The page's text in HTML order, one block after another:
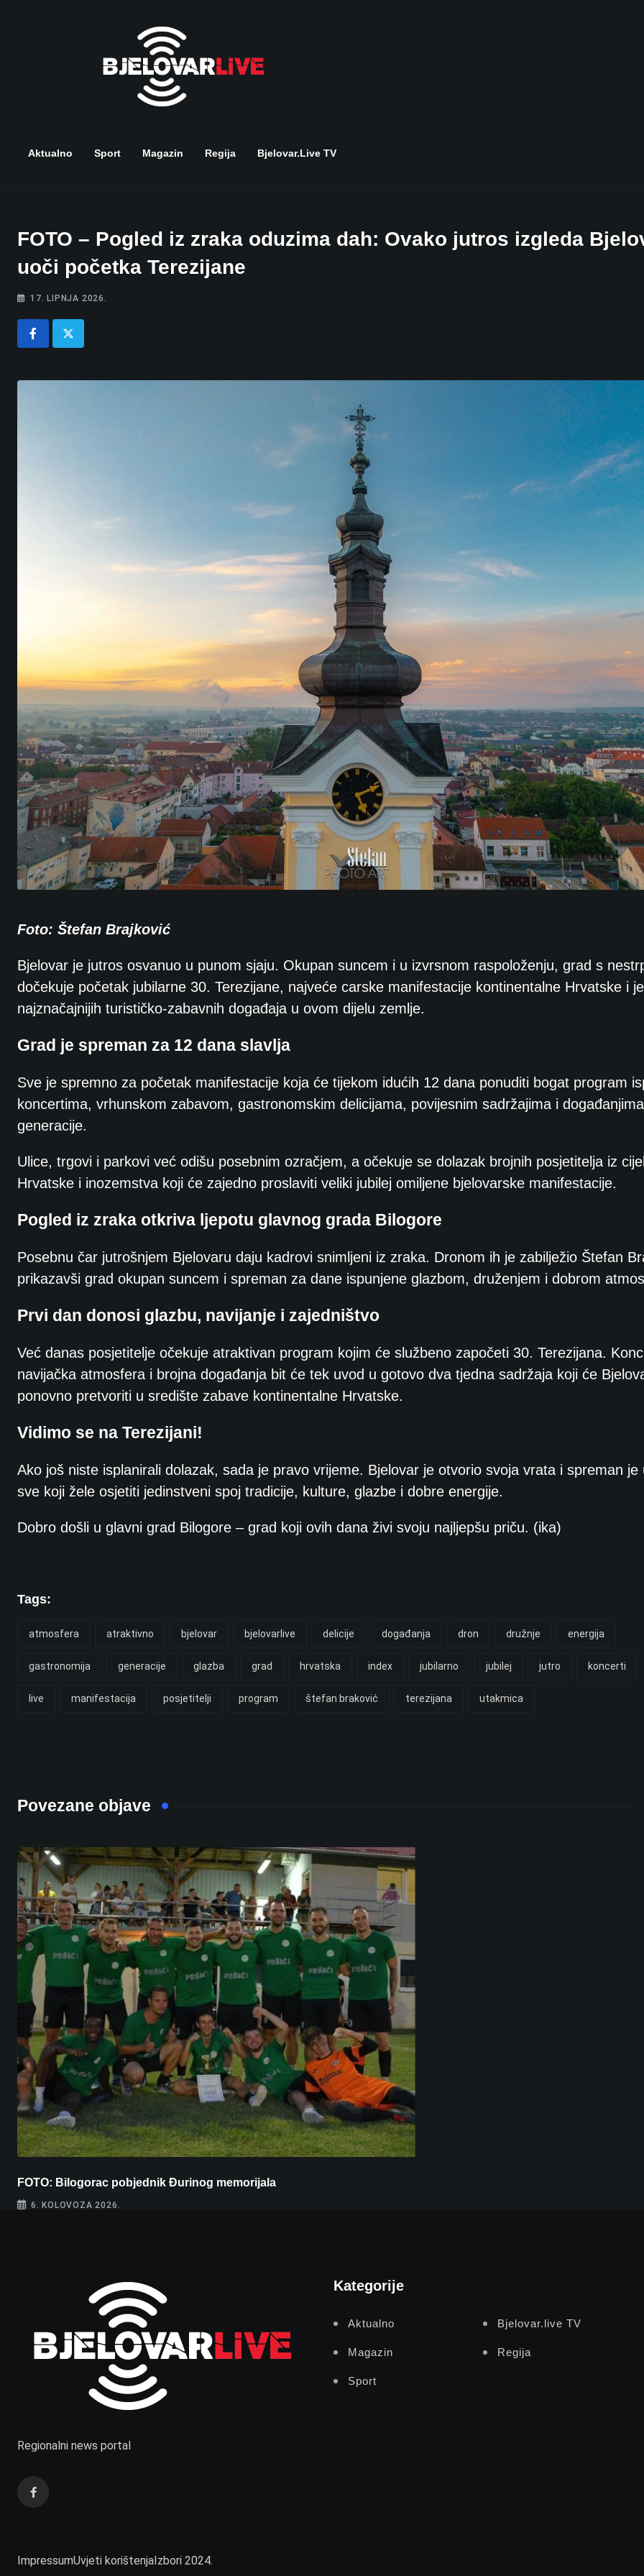
Aktualno Sport Magazin Regija Bjelovar.live TV
FOTO – Pogled iz zraka oduzima dah: Ovako jutros izgleda
uoči početka Terezijane
17. LIPNJA 2026.
Foto: Štefan Brajković
Bjelovar je jutros osvanuo u punom sjaju. Okupan suncem i u izvrsnom raspoloženju, grad s
dočekuje početak jubilarne 30. Terezijane, najveće carske manifestacije kontinentalne Hrvatske i
najznačajnijih turističko-zabavnih događaja u ovom dijelu zemlje.
Grad je spreman za 12 dana slavlja
Sve je spremno za početak manifestacije koja će tijekom idućih 12 dana ponuditi bogat program
koncertima, vrhunskom zabavom, gastronomskim delicijama, povijesnim sadržajima i
generacije.
Ulice, trgovi i parkovi već odišu posebnim ozračjem, a očekuje se dolazak brojnih posjetitelja iz
Hrvatske i inozemstva koji će zajedno proslaviti veliki jubilej omiljene bjelovarske manifestacije.
Pogled iz zraka otkriva ljepotu glavnog grada Bilogore
Posebnu čar jutrošnjem Bjelovaru daju kadrovi snimljeni iz zraka. Dronom ih je zabilježio Štefan
prikazavši grad okupan suncem i spreman za dane ispunjene glazbom, druženjem i dobrom
Prvi dan donosi glazbu, navijanje i zajedništvo
Već danas posjetitelje očekuje atraktivan program kojim će službeno započeti 30. Terezijana.
navijačka atmosfera i brojna događanja bit će tek uvod u gotovo dva tjedna sadržaja koji će
ponovno pretvoriti u središte zabave kontinentalne Hrvatske.
Vidimo se na Terezijani!
Ako još niste isplanirali dolazak, sada je pravo vrijeme. Bjelovar je otvorio svoja vrata i spreman je
sve koji žele osjetiti jedinstveni spoj tradicije, kulture, glazbe i dobre energije.
Dobro došli u glavni grad Bilogore – grad koji ovih dana živi svoju najljepšu priču. (ika)
Tags:
atmosfera atraktivno bjelovar bjelovarlive delicije događanja dron družnje energija
gastronomija generacije glazba grad hrvatska index jubilarno jubilej jutro koncerti
live manifestacija posjetitelji program štefan braković terezijana utakmica
Povezane objave
FOTO: Bilogorac pobjednik Đurinog memorijala
6. KOLOVOZA 2026.
Regionalni news portal
ImpressumUvjeti korištenja Izbori 2024.
Kategorije
Aktualno Bjelovar.live TV
Magazin Regija
Sport